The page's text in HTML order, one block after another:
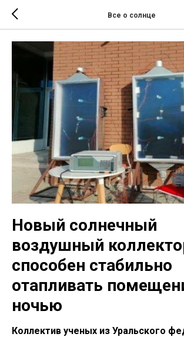
Все о солнце
Новый солнечный
воздушный
способен стабильно
отапливать
ночью
Коллектив ученых из Уральского